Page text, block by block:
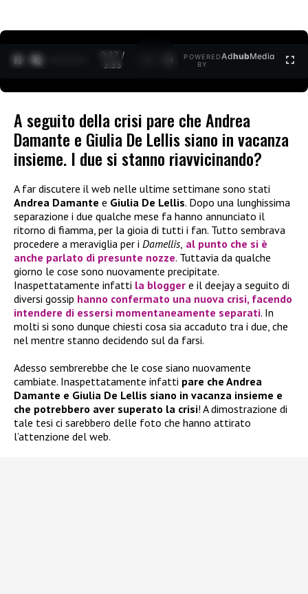
0:28 /
3:35
POWERED
BY
AdhubMedia
A seguito della crisi pare che Andrea
Damante e Giulia De Lellis siano in vacanza
insieme. I due si stanno riavvicinando?
A far discutere il web nelle ultime settimane sono stati
Andrea Damante e Giulia De Lellis. Dopo una lunghissima
separazione i due qualche mese fa hanno annunciato il
ritorno di fiamma, per la gioia di tutti i fan. Tutto sembrava
procedere a meraviglia per i Damellis, al punto che si è
anche parlato di presunte nozze. Tuttavia da qualche
giorno le cose sono nuovamente precipitate.
Inaspettatamente infatti la blogger e il deejay a seguito di
diversi gossip hanno confermato una nuova crisi, facendo
intendere di essersi momentaneamente separati. In
molti si sono dunque chiesti cosa sia accaduto tra i due, che
nel mentre stanno decidendo sul da farsi.
Adesso sembrerebbe che le cose siano nuovamente
cambiate. Inaspettatamente infatti pare che Andrea
Damante e Giulia De Lellis siano in vacanza insieme e
che potrebbero aver superato la crisi! A dimostrazione di
tale tesi ci sarebbero delle foto che hanno attirato
l’attenzione del web.